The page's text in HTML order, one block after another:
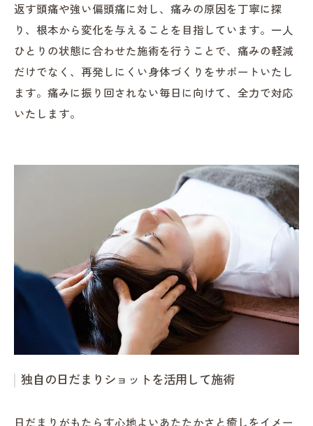
返す頭痛や強い偏頭痛に対し、痛みの原因を丁寧に探
り、根本から変化を与えることを目指しています。一人
ひとりの状態に合わせた施術を行うことで、痛みの軽減
だけでなく、再発しにくい身体づくりをサポートいたし
ます。痛みに振り回されない毎日に向けて、全力で対応
いたします。
独自の日だまりショットを活用して施術
日だまりがもたらす心地よいあたたかさと癒しをイメー